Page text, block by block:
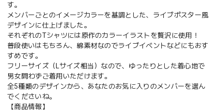
す。
メンバーごとのイメージカラーを基調とした、ライブポスター風
デザインに仕上げました。
それぞれのTシャツには原作のカラーイラストを贅沢に使用！
普段使いはもちろん、綿素材なのでライブイベントなどにもおす
すめです。
フリーサイズ（Lサイズ相当）なので、ゆったりとした着心地で
男女問わずご着用いただけます。
全5種類のデザインから、あなたのお気に入りのメンバーを選ん
でくださいね。
【商品情報】